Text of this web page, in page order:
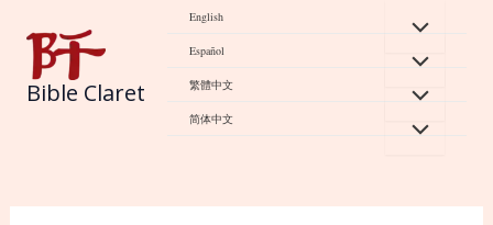
content
Bible Claret
English
Español
繁體中文
简体中文